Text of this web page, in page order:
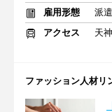
雇用形態
派
アクセス
天
ファッション人材リ